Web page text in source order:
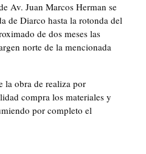
Av. Juan Marcos Herman se
de Diarco hasta la rotonda del
de dos meses las
norte de la mencionada
la obra de realiza por
compra los materiales y
por completo el